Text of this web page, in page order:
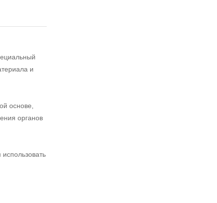
и
основе,
органов